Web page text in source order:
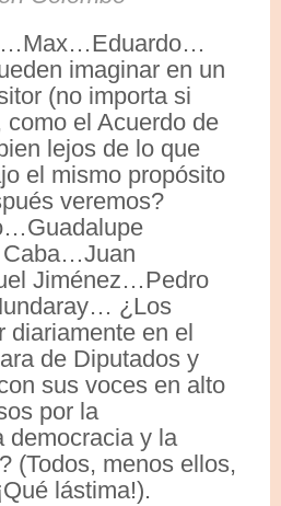
imaginar en un
(no importa si
el Acuerdo de
lejos de lo que
el mismo propósito
veremos?
Jiménez…Pedro
¿Los
diariamente en el
de Diputados y
sus voces en alto
por la
democracia y la
(Todos, menos ellos,
lástima!).